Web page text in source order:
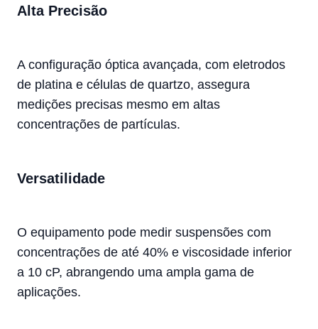
Alta Precisão
A configuração óptica avançada, com eletrodos
de platina e células de quartzo, assegura
medições precisas mesmo em altas
concentrações de partículas.
Versatilidade
O equipamento pode medir suspensões com
concentrações de até 40% e viscosidade inferior
a 10 cP, abrangendo uma ampla gama de
aplicações.